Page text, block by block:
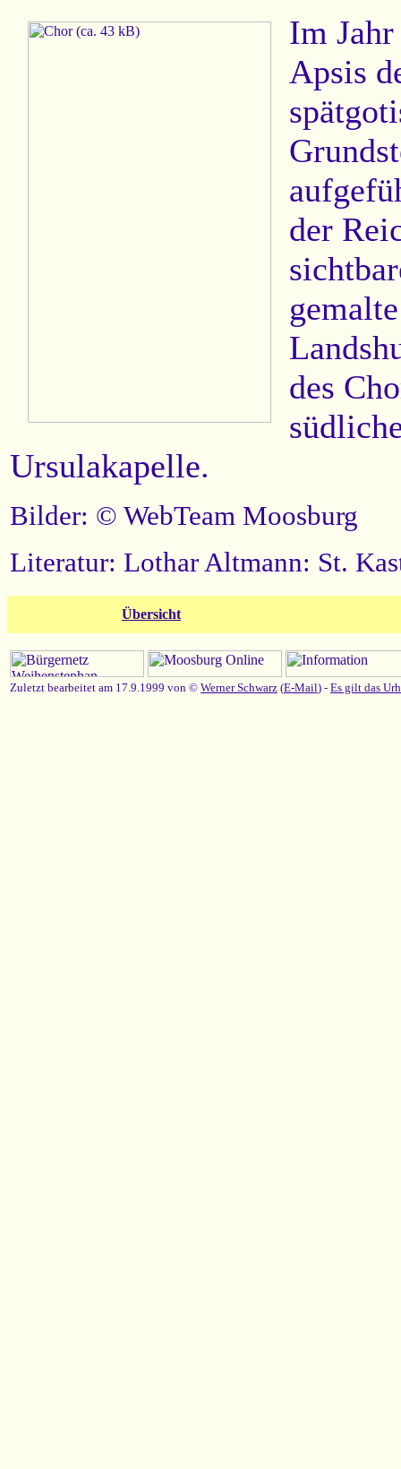
Im
Apsis
der
des
Ursulakapelle.
Bilder: © WebTeam Moosburg
Literatur: Lothar Altmann: St.
Übersicht
Zuletzt bearbeitet am 17.9.1999 von © Werner Schwarz (E-Mail) - Es gilt das